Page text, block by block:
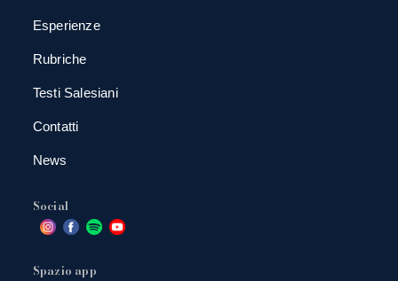
Esperienze
Rubriche
Testi Salesiani
Contatti
News
Social
Spazio app